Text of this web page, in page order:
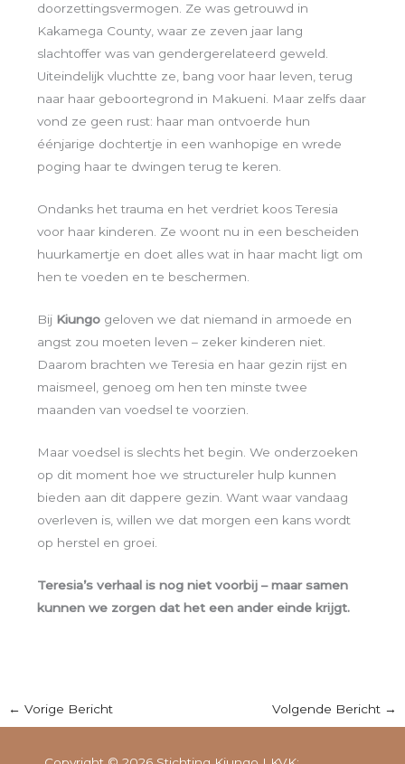
doorzettingsvermogen. Ze was getrouwd in
Kakamega County, waar ze zeven jaar lang
slachtoffer was van gendergerelateerd geweld.
Uiteindelijk vluchtte ze, bang voor haar leven, terug
naar haar geboortegrond in Makueni. Maar zelfs daar
vond ze geen rust: haar man ontvoerde hun
éénjarige dochtertje in een wanhopige en wrede
poging haar te dwingen terug te keren.
Ondanks het trauma en het verdriet koos Teresia
voor haar kinderen. Ze woont nu in een bescheiden
huurkamertje en doet alles wat in haar macht ligt om
hen te voeden en te beschermen.
Bij Kiungo geloven we dat niemand in armoede en
angst zou moeten leven – zeker kinderen niet.
Daarom brachten we Teresia en haar gezin rijst en
maismeel, genoeg om hen ten minste twee
maanden van voedsel te voorzien.
Maar voedsel is slechts het begin. We onderzoeken
op dit moment hoe we structureler hulp kunnen
bieden aan dit dappere gezin. Want waar vandaag
overleven is, willen we dat morgen een kans wordt
op herstel en groei.
Teresia’s verhaal is nog niet voorbij – maar samen
kunnen we zorgen dat het een ander einde krijgt.
← Vorige Bericht Volgende Bericht →